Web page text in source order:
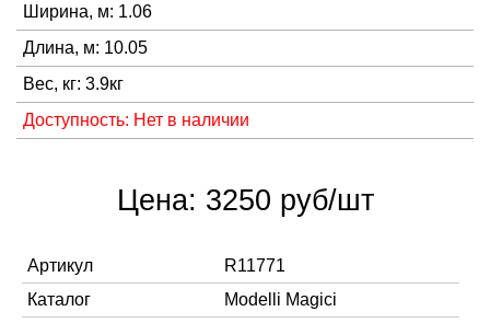
Ширина, м: 1.06
Длина, м: 10.05
Вес, кг: 3.9кг
Доступность: Нет в наличии
Цена: 3250 руб/шт
Артикул
R11771
Каталог
Modelli Magici